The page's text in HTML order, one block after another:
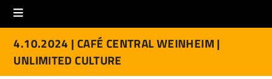
4.10.2024 | CAFÉ CENTRAL WEINHEIM |
UNLIMITED CULTURE